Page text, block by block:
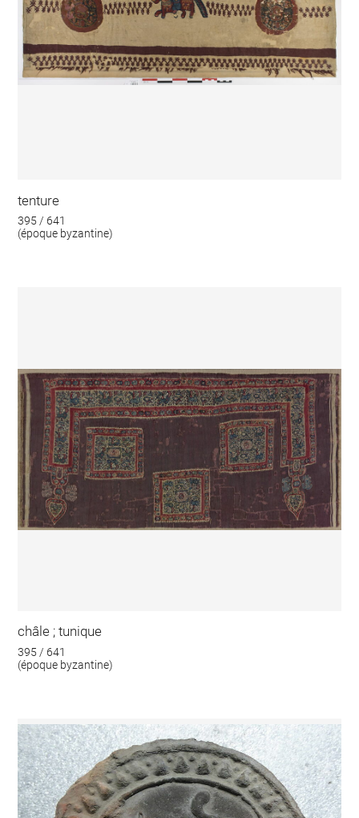
tenture
395 / 641
(époque byzantine)
châle ; tunique
395 / 641
(époque byzantine)